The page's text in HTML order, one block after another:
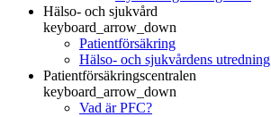
Hälso- och sjukvård
keyboard_arrow_down
Patientförsäkring
Hälso- och sjukvårdens utredning
Patientförsäkringscentralen
keyboard_arrow_down
Vad är PFC?